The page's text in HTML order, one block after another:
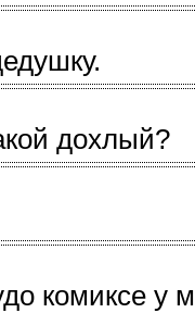
дохлый?
комиксе у